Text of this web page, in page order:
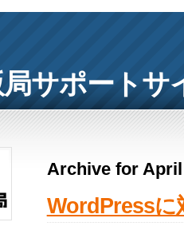
サポートサ
Archive for April
WordPressに